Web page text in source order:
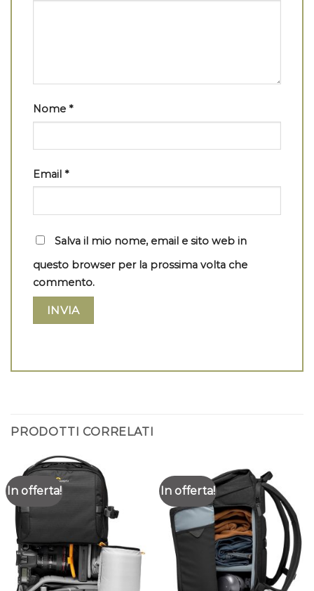
Nome *
Email *
Salva il mio nome, email e sito web in
questo browser per la prossima volta che
commento.
PRODOTTI CORRELATI
In offerta! In offerta!